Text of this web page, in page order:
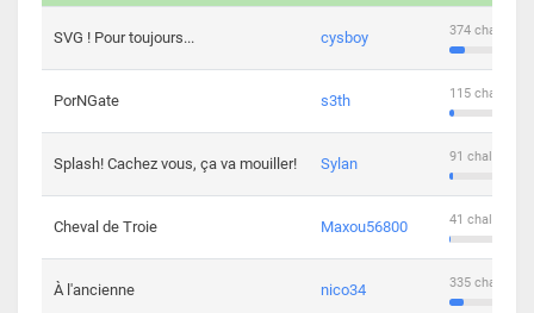
SVG ! Pour toujours... cysboy 374
PorNGate s3th 115
Splash! Cachez vous, ça va mouiller! Sylan 91
Cheval de Troie Maxou56800 41
À l'ancienne nico34 335